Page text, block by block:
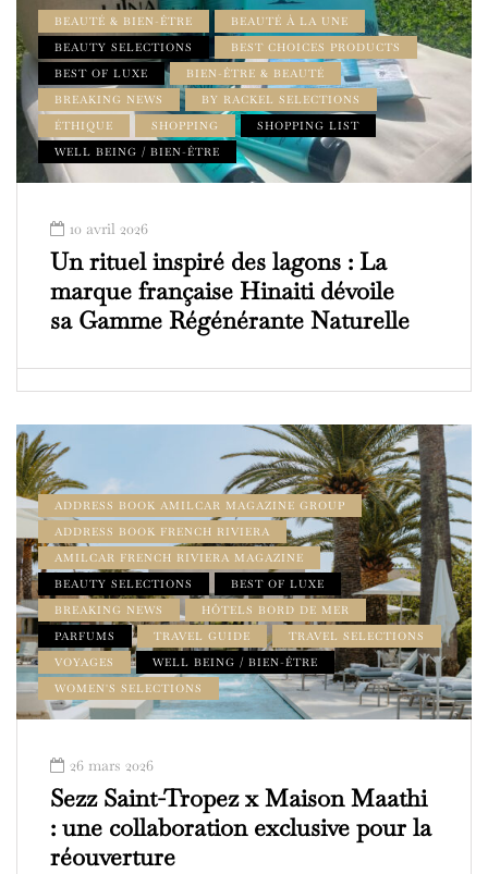
BEAUTÉ & BIEN-ÊTRE
BEAUTÉ À LA UNE
BEAUTY SELECTIONS
BEST CHOICES PRODUCTS
BEST OF LUXE
BIEN-ÊTRE & BEAUTÉ
BREAKING NEWS
BY RACKEL SELECTIONS
ÉTHIQUE
SHOPPING
SHOPPING LIST
WELL BEING / BIEN-ÊTRE
10 avril 2026
Un rituel inspiré des lagons : La
marque française Hinaiti dévoile
sa Gamme Régénérante Naturelle
ADDRESS BOOK AMILCAR MAGAZINE GROUP
ADDRESS BOOK FRENCH RIVIERA
AMILCAR FRENCH RIVIERA MAGAZINE
BEAUTY SELECTIONS
BEST OF LUXE
BREAKING NEWS
HÔTELS BORD DE MER
PARFUMS
TRAVEL GUIDE
TRAVEL SELECTIONS
VOYAGES
WELL BEING / BIEN-ÊTRE
WOMEN'S SELECTIONS
26 mars 2026
Sezz Saint-Tropez x Maison Maathi
: une collaboration exclusive pour la
réouverture